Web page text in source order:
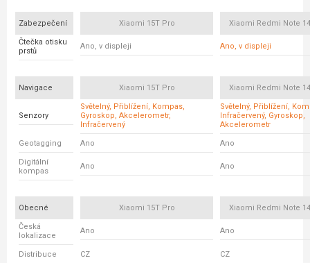
Zabezpečení Xiaomi 15T Pro Xiaomi Redmi Note
Čtečka otisku
prstů
Ano, v displeji Ano, v displeji
Navigace Xiaomi 15T Pro Xiaomi Redmi Note
Senzory
Světelný, Přiblížení, Kompas,
Gyroskop, Akcelerometr,
Infračervený
Světelný, Přiblížení,
Infračervený, Gyroskop,
Akcelerometr
Geotagging Ano Ano
Digitální
kompas
Ano Ano
Obecné Xiaomi 15T Pro Xiaomi Redmi Note
Česká
lokalizace
Ano Ano
Distribuce CZ CZ